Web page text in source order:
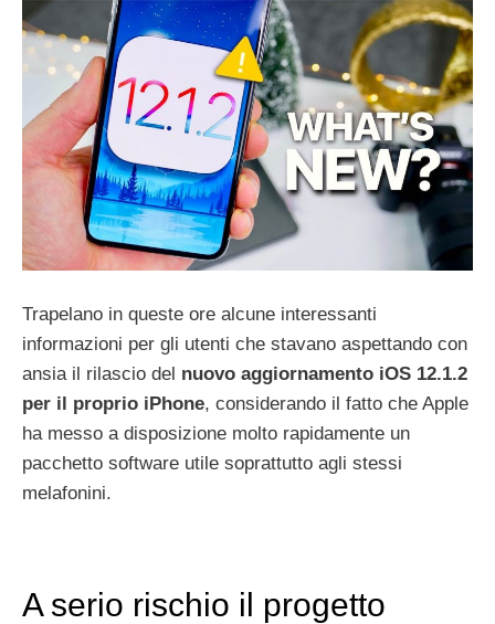
Trapelano in queste ore alcune interessanti
informazioni per gli utenti che stavano aspettando con
ansia il rilascio del nuovo aggiornamento iOS 12.1.2
per il proprio iPhone, considerando il fatto che Apple
ha messo a disposizione molto rapidamente un
pacchetto software utile soprattutto agli stessi
melafonini.
A serio rischio il progetto